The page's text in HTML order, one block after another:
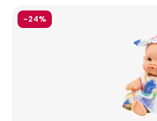
-24%